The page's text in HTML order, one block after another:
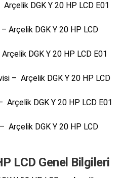
DGK Y 20 HP LCD E01
Arçelik DGK Y 20 HP LCD
DGK Y 20 HP LCD E01
– Arçelik DGK Y 20 HP LCD
Arçelik DGK Y 20 HP LCD E01
Arçelik DGK Y 20 HP LCD
LCD Genel Bilgileri